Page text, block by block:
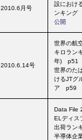
2010.6月号
設におけ
ンキン
公開
2010.6.14号
世界の航
キロラン
年) p51
世界のた
けるJTグ
ア p59
Data File
ELディス
出荷ラン
半導体企